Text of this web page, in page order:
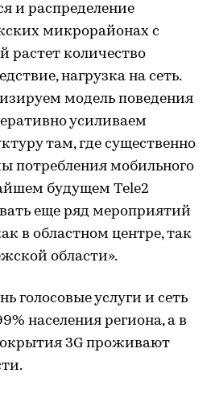
и распределение
микрорайонах с
растет количество
нагрузка на сеть.
модель поведения
усиливаем
там, где существенно
потребления мобильного
будущем Tele2
еще ряд мероприятий
в областном центре, так
области».
голосовые услуги и сеть
населения региона, а в
3G проживают